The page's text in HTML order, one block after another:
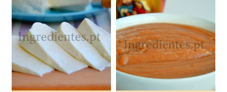
1 Queijo grande, 1kg
N/A
2 Tigelas
N/A
35Min